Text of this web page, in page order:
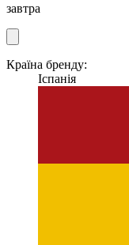
завтра
Країна бренду:
Іспанія